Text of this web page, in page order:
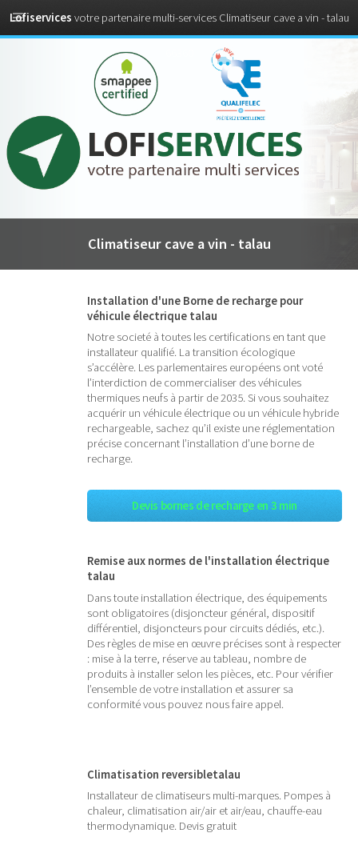
Climatiseur cave a vin - talau
Installation d'une Borne de recharge pour
véhicule électrique talau
Notre societé à toutes les certifications en tant que
installateur qualifié. La transition écologique
s’accélère. Les parlementaires européens ont voté
l’interdiction de commercialiser des véhicules
thermiques neufs à partir de 2035. Si vous souhaitez
acquérir un véhicule électrique ou un véhicule hybride
rechargeable, sachez qu’il existe une réglementation
précise concernant l’installation d’une borne de
recharge.
Devis bornes de recharge en 3 min
Remise aux normes de l'installation électrique
talau
Dans toute installation électrique, des équipements
sont obligatoires (disjoncteur général, dispositif
différentiel, disjoncteurs pour circuits dédiés, etc.).
Des règles de mise en œuvre précises sont à respecter
: mise à la terre, réserve au tableau, nombre de
produits à installer selon les pièces, etc. Pour vérifier
l’ensemble de votre installation et assurer sa
conformité vous pouvez nous faire appel.
Climatisation reversibletalau
Installateur de climatiseurs multi-marques. Pompes à
chaleur, climatisation air/air et air/eau, chauffe-eau
thermodynamique. Devis gratuit
Lofiservices votre partenaire multi-services Climatiseur cave a vin - talau